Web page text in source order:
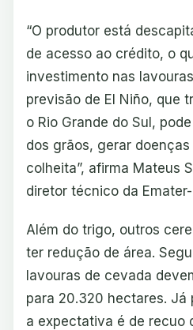
“O produtor está
de acesso ao crédito, o
investimento nas
previsão de El Niño, que
o Rio Grande do Sul,
dos grãos, gerar
colheita”, afirma Mateus
diretor técnico da Emater-
Além do trigo, outros
ter redução de área.
lavouras de cevada
para 20.320 hectares. Já
a expectativa é de recuo